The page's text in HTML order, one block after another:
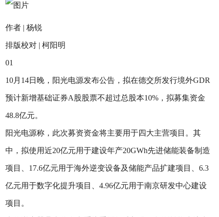
作者 | 杨锐
排版校对 | 柯阳明
01
10月14日晚，阳光电源发布公告，拟在德交所发行境外GDR
预计新增基础证券A股股票不超过总股本10%，拟募集资金
48.8亿元。
阳光电源称，此次募资资金将主要用于四大主营项目。其
中，拟使用近20亿元用于建设年产20GWh先进储能装备制造
项目、17.6亿元用于海外逆变设备及储能产品扩建项目、6.3
亿元用于数字化提升项目、4.96亿元用于南京研发中心建设
项目。